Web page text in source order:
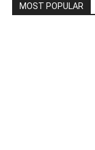
MOST POPULAR